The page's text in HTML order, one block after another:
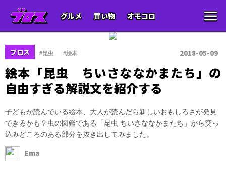
グルメ 買い物 オモコロ
ブロス #昆虫 #絵本 2018-05-09
絵本「昆虫 ちいさななかまたち」の
自由すぎる解説文を紹介する
子どもが読んでいる絵本、大人が読んだら新しいおもしろさが発見
できるかも？虫の図鑑である「昆虫 ちいさななかまたち」から突っ
込みどころのある部分を抜き出してみました。
Ema